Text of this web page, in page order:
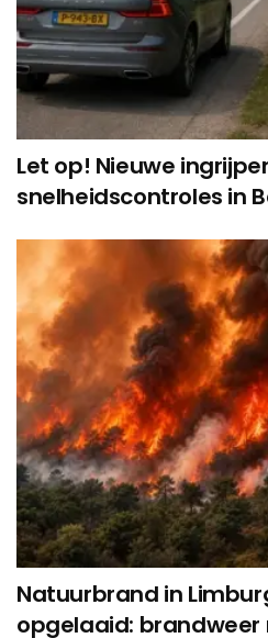
Let op! Nieuwe
snelheidscontroles in
Natuurbrand in
opgelaaid: